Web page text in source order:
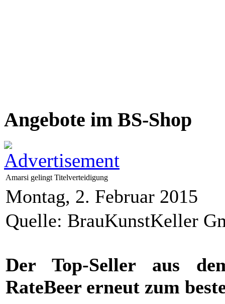
Angebote im BS-Shop
Amarsi gelingt Titelverteidigung
Montag, 2. Februar 2015
Quelle: BrauKunstKeller
Der Top-Seller aus
RateBeer erneut zum